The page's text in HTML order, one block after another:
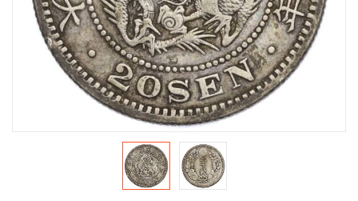
Юбилейные монеты Банка России (с 1999 года)
Памятные и инвестиционные монеты СССР и России
Иностранные монеты
Неофициальные выпуски монет (Unusual)
Античные и средневековые монеты